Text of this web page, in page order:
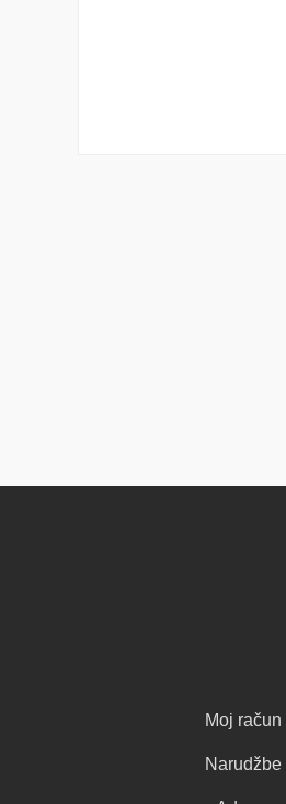
Moj račun
Narudžbe